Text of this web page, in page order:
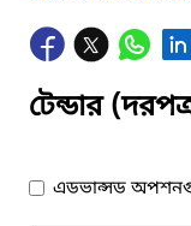
টেন্ডার
এডভান্সড